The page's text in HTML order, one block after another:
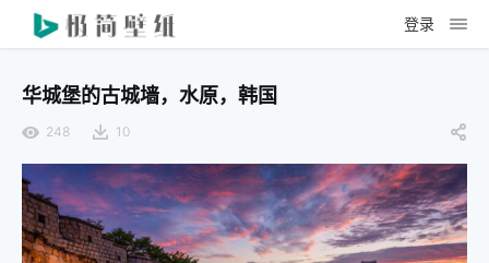
登录
华城堡的古城墙，水原，韩国
248 10